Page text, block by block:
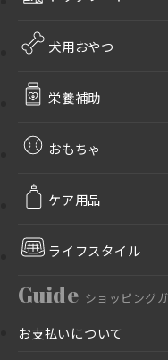
犬用おやつ
栄養補助
おもちゃ
ケア用品
ライフスタイル
Guide ショッピング
お支払いについて